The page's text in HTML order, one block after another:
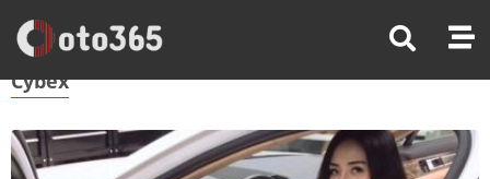
Trang Chủ Cybex
Cybex